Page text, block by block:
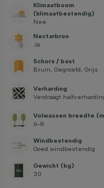
Klimaatboom
(klimaatbestendig)
Nee
Nectarbron
Ja
Schors / bast
Bruin, Gegroefd, Grijs
Verharding
Verdraagt
Volwassen breedte
6-8
Windbestendig
Goed windbestendig
Gewicht (kg)
30